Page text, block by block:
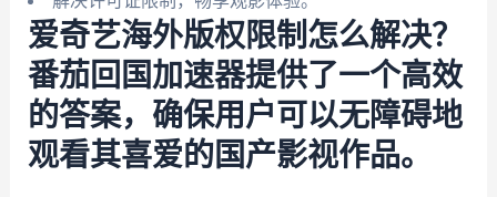
爱奇艺海外版权限制怎么解决？
番茄回国加速器提供了一个高效
的答案，确保用户可以无障碍地
观看其喜爱的国产影视作品。